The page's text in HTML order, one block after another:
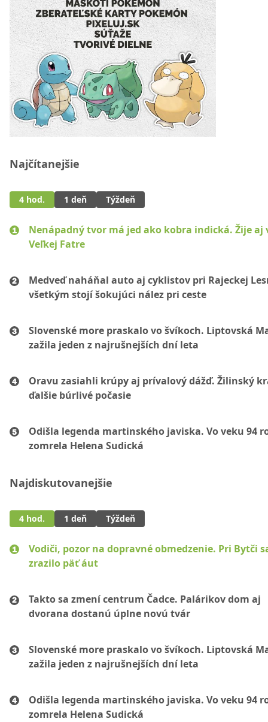
Najčítanejšie
4 hod. 1 deň Týždeň
Nenápadný tvor má jed ako kobra indická. Žije aj
Veľkej Fatre
Medveď naháňal auto aj cyklistov pri Rajeckej
všetkým stojí šokujúci nález pri ceste
Slovenské more praskalo vo švíkoch. Liptovská
zažila jeden z najrušnejších dní leta
Oravu zasiahli krúpy aj prívalový dážď. Žilinský
ďalšie búrlivé počasie
Odišla legenda martinského javiska. Vo veku 94
zomrela Helena Sudická
Najdiskutovanejšie
4 hod. 1 deň Týždeň
Vodiči, pozor na dopravné obmedzenie. Pri Bytči
zrazilo päť áut
Takto sa zmení centrum Čadce. Palárikov dom aj
dvorana dostanú úplne novú tvár
Slovenské more praskalo vo švíkoch. Liptovská
zažila jeden z najrušnejších dní leta
Odišla legenda martinského javiska. Vo veku 94
zomrela Helena Sudická